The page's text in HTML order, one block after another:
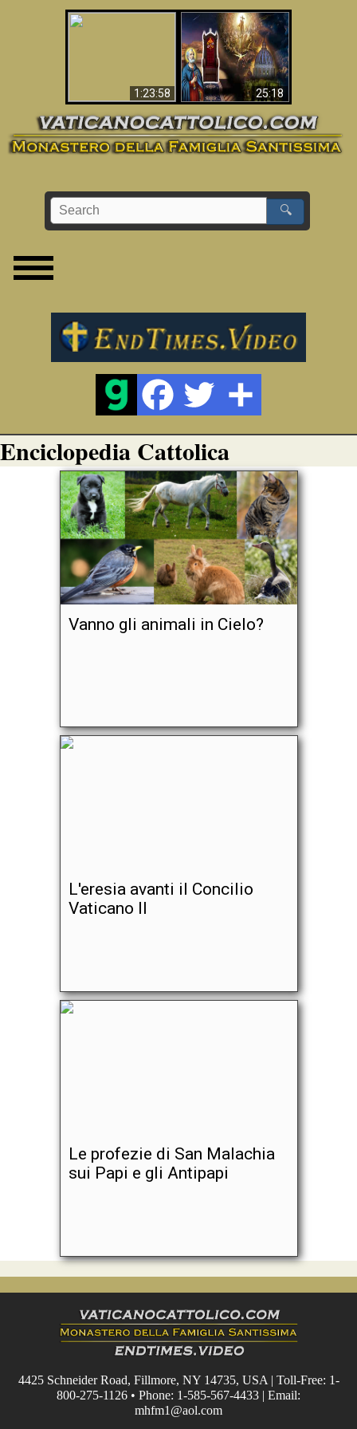
1:23:58 25:18
La Bibbia ha previsto
70 anni senza Papa?
🔍
Enciclopedia Cattolica
Vanno gli animali in Cielo?
L'eresia avanti il Concilio
Vaticano II
Le profezie di San Malachia
sui Papi e gli Antipapi
4425 Schneider Road, Fillmore, NY 14735, USA | Toll-Free: 1-
800-275-1126 • Phone: 1-585-567-4433 | Email:
mhfm1@aol.com